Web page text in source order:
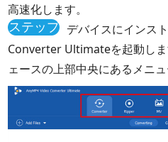
高速化します。
ステップ
1
デバイスにインス
Converter Ultimateを起動しま
ェースの上部中央にあるメニュ